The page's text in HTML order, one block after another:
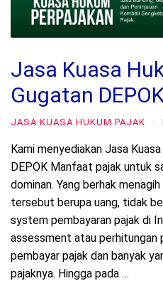
Jasa Kuasa
Gugatan
JASA KUASA HUKUM PAJAK ·
Kami menyediakan Jasa
DEPOK Manfaat pajak untuk
dominan. Yang berhak
tersebut berupa uang, tidak
system pembayaran pajak di
assessment atau perhitungan
pembayar pajak dan banyak
pajaknya. Hingga pada …